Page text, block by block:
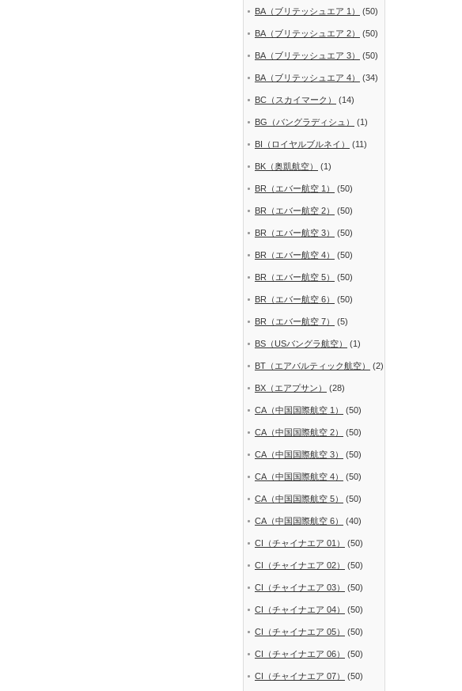
BA（ブリテッシュエア 1） (50)
BA（ブリテッシュエア 2） (50)
BA（ブリテッシュエア 3） (50)
BA（ブリテッシュエア 4） (34)
BC（スカイマーク） (14)
BG（バングラディシュ） (1)
BI（ロイヤルブルネイ） (11)
BK（奥凱航空） (1)
BR（エバー航空 1） (50)
BR（エバー航空 2） (50)
BR（エバー航空 3） (50)
BR（エバー航空 4） (50)
BR（エバー航空 5） (50)
BR（エバー航空 6） (50)
BR（エバー航空 7） (5)
BS（USバングラ航空） (1)
BT（エアバルティック航空） (2)
BX（エアプサン） (28)
CA（中国国際航空 1） (50)
CA（中国国際航空 2） (50)
CA（中国国際航空 3） (50)
CA（中国国際航空 4） (50)
CA（中国国際航空 5） (50)
CA（中国国際航空 6） (40)
CI（チャイナエア 01） (50)
CI（チャイナエア 02） (50)
CI（チャイナエア 03） (50)
CI（チャイナエア 04） (50)
CI（チャイナエア 05） (50)
CI（チャイナエア 06） (50)
CI（チャイナエア 07） (50)